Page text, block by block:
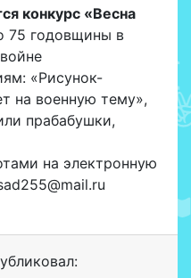
конкурс «Весна
75 годовщины в
«Рисунок-
на военную тему»,
прабабушки,
на электронную